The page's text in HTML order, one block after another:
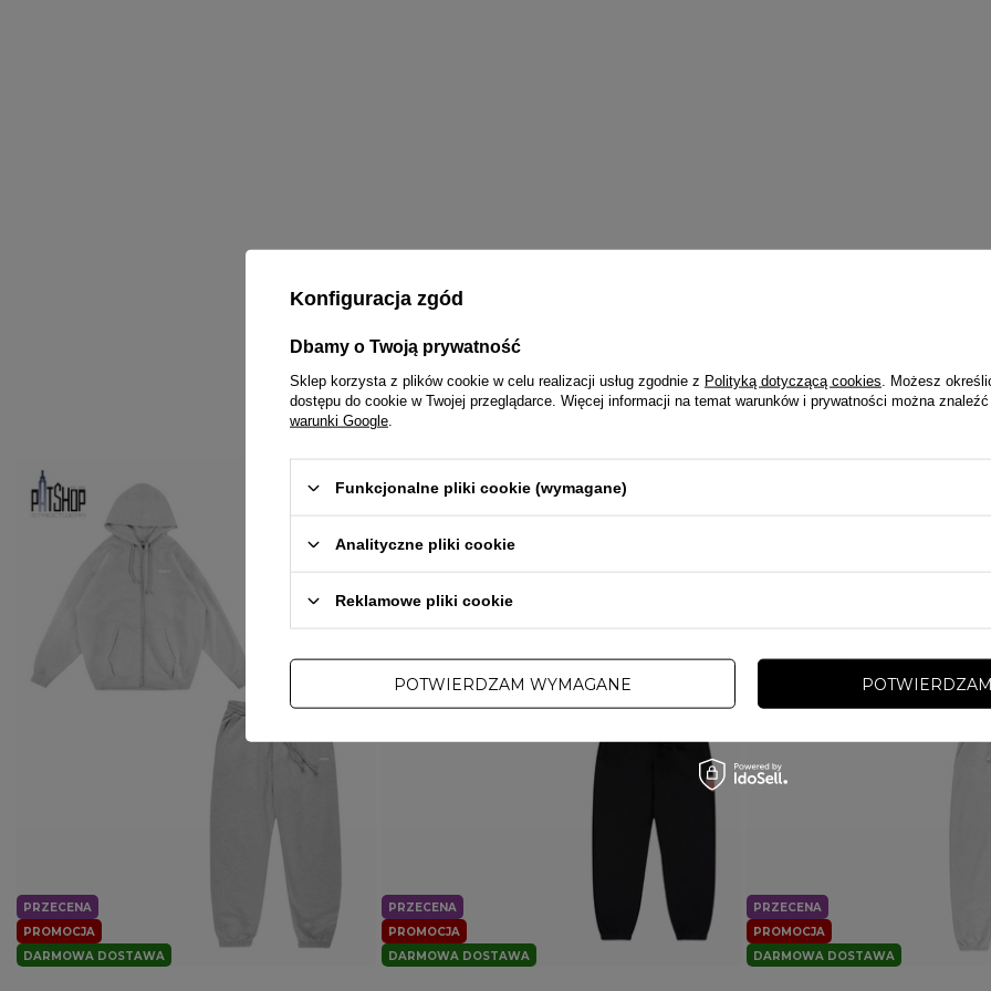
WYBRANE DLA CIEBIE
PROMOCJA
PRZECENA
DARMOWA DOSTAWA
PROMOCJA
PRZECENA
DARMOWA DOSTAWA
PROMOCJA
PRZECENA
DARMOWA DOSTAWA
Konfiguracja zgód
Dbamy o Twoją prywatność
Sklep korzysta z plików cookie w celu realizacji usług zgodnie z Polityką dotyczącą cookies . Możesz
dostępu do cookie w Twojej przeglądarce. Więcej informacji na temat warunków i prywatności można
warunki Google
Funkcjonalne pliki cookie (wymagane)
Analityczne pliki cookie
Reklamowe pliki cookie
POTWIERDZAM WYMAGANE